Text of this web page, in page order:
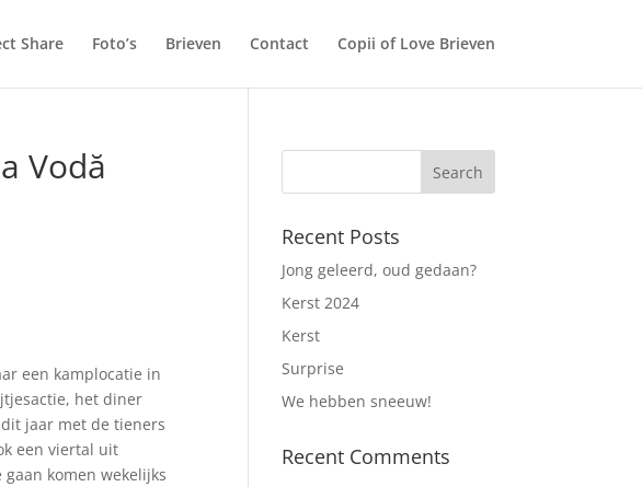
Share Foto’s Brieven Contact Copii of Love Brieven
Vodă
een kamplocatie in
het diner
dit jaar met de tieners
een viertal uit
komen wekelijks
Recent Posts
Jong geleerd, oud gedaan?
Kerst 2024
Kerst
Surprise
We hebben sneeuw!
Recent Comments